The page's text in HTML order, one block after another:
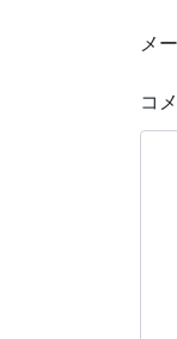
メ
コ